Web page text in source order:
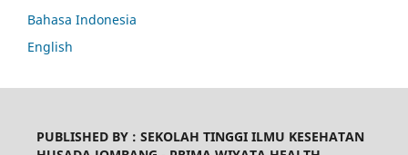
Bahasa Indonesia
English
PUBLISHED BY : SEKOLAH TINGGI ILMU KESEHATAN